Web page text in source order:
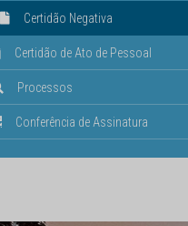
Certidão Negativa
Certidão de Ato de Pessoal
Processos
Conferência de Assinatura